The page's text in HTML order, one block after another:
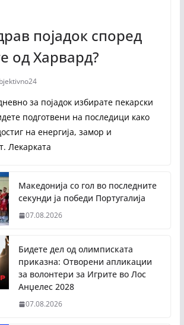
појадок според
од Харвард?
за појадок избирате пекарски
подготвени на последици како
на енергија, замор и
Лекарката
Македонија со гол во последните
секунди ја победи Португалија
07.08.2026
Бидете дел од олимписката
приказна: Отворени апликации
за волонтери за Игрите во Лос
Анџелес 2028
07.08.2026